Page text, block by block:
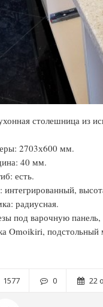
столешница из
2703х600 мм.
40 мм.
есть.
интегрированный,
радиусная.
под варочную панель,
Omoikiri, подстольный
1577 0 22